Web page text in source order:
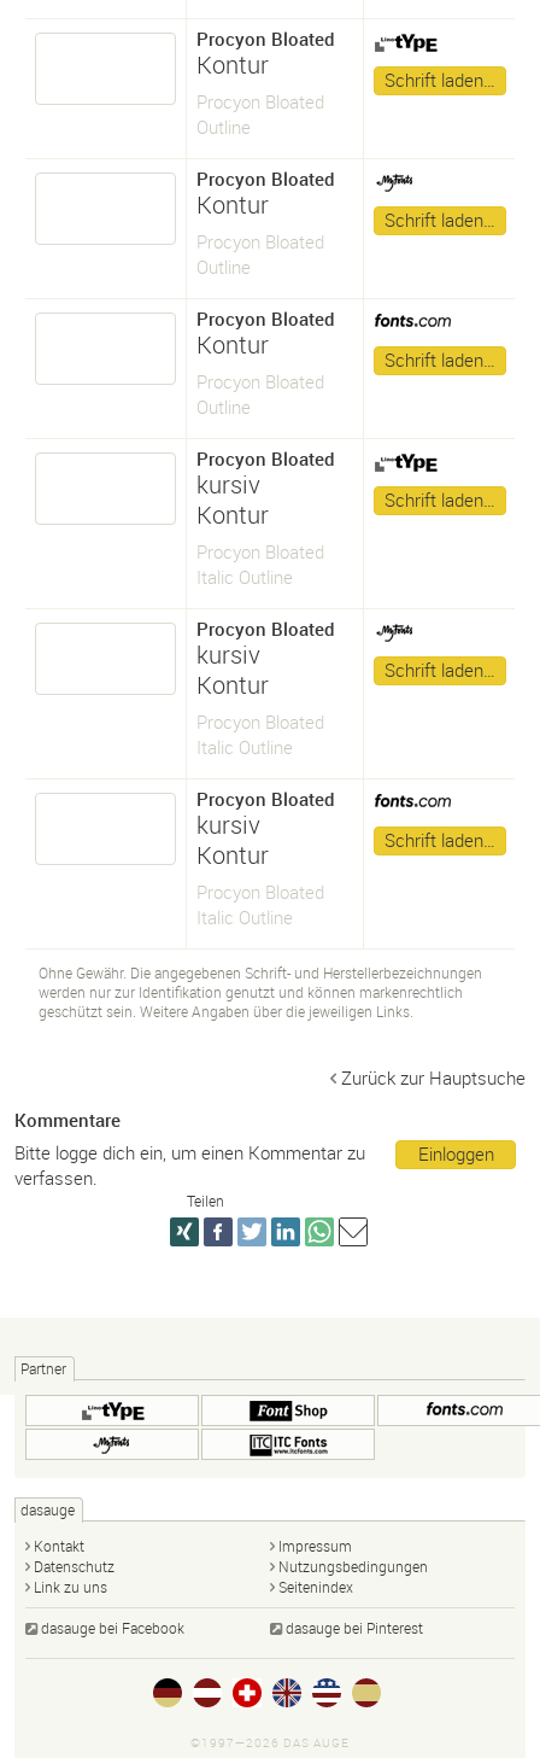
Procyon Bloated
Kontur
Procyon Bloated
Outline
Schrift laden…
Procyon Bloated
Kontur
Procyon Bloated
Outline
Schrift laden…
Procyon Bloated
Kontur
Procyon Bloated
Outline
Schrift laden…
Procyon Bloated
kursiv
Kontur
Procyon Bloated
Italic Outline
Schrift laden…
Procyon Bloated
kursiv
Kontur
Procyon Bloated
Italic Outline
Schrift laden…
Procyon Bloated
kursiv
Kontur
Procyon Bloated
Italic Outline
Schrift laden…
Ohne Gewähr. Die angegebenen Schrift- und Herstellerbezeichnungen
werden nur zur Identifikation genutzt und können markenrechtlich
geschützt sein. Weitere Angaben über die jeweiligen Links.
Zurück zur Hauptsuche
Kommentare
Einloggen
Bitte logge dich ein, um einen Kommentar zu
verfassen.
Teilen
Partner
dasauge
Kontakt
Impressum
Datenschutz
Nutzungsbedingungen
Link zu uns
Seitenindex
dasauge bei Facebook dasauge bei Pinterest
©1997—2026 DAS AUGE